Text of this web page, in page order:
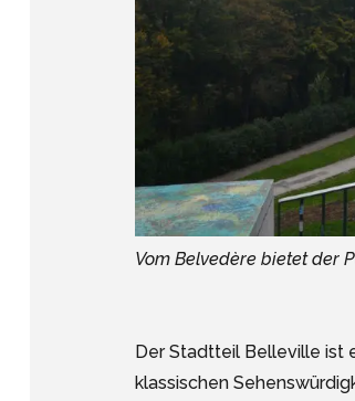
Vom Belvedère bietet der
Der Stadtteil Belleville ist
klassischen